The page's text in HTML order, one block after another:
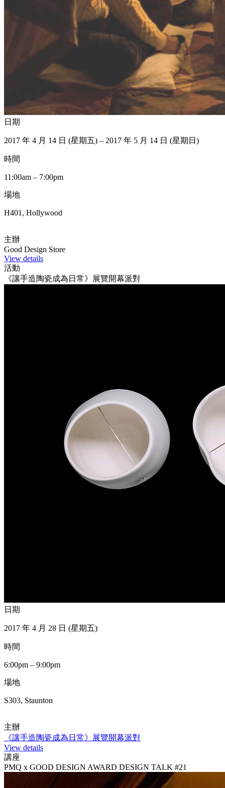
日期
2017 年 4 月 14 日 (星期五) – 2017 年 5 月 14 日 (星期日)
時間
11:00am – 7:00pm
場地
H401, Hollywood
主辦
Good Design Store
View details
活動
《讓手造陶瓷成為日常》展覽開幕派對
日期
2017 年 4 月 28 日 (星期五)
時間
6:00pm – 9:00pm
場地
S303, Staunton
主辦
《讓手造陶瓷成為日常》展覽開幕派對
View details
講座
PMQ x GOOD DESIGN AWARD DESIGN TALK #21